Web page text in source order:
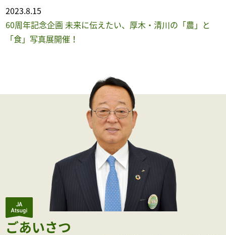
2023.8.15
60周年記念企画 未来に伝えたい、厚木・清川の「農」と
「食」写真展開催！
ごあいさつ